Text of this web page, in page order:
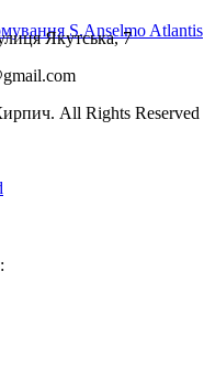
S.Anselmo Atlantis
Якутська, 7
All Rights Reserved